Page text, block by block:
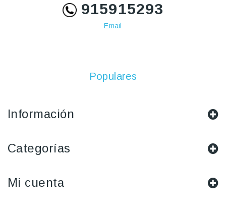
915915293
Email
Populares
Información
Categorías
Mi cuenta